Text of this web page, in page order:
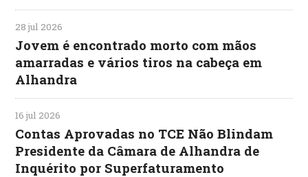
28 jul 2026
Jovem é encontrado morto com mãos
amarradas e vários tiros na cabeça em
Alhandra
16 jul 2026
Contas Aprovadas no TCE Não Blindam
Presidente da Câmara de Alhandra de
Inquérito por Superfaturamento